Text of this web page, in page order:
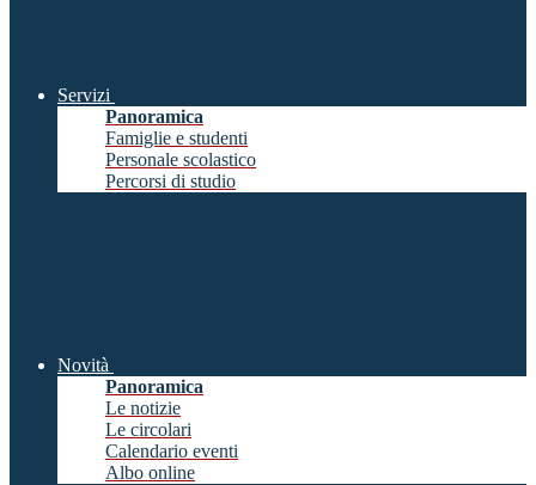
Servizi
Panoramica
Famiglie e studenti
Personale scolastico
Percorsi di studio
Novità
Panoramica
Le notizie
Le circolari
Calendario eventi
Albo online